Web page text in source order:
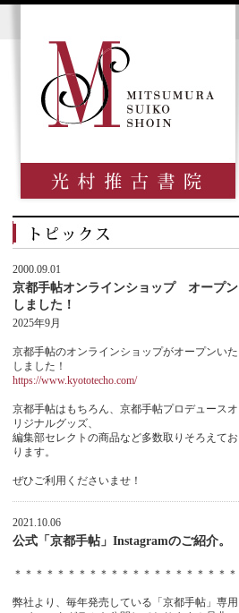
2000.09.01
京都手帖オンラインショップ オープン
しました！
2025年9月
京都手帖のオンラインショップがオープンいた
しました！
https://www.kyototecho.com/
京都手帖はもちろん、京都手帖プロデュースオ
リジナルグッズ、
編集部セレクトの商品など多数取りそろえてお
ります。
ぜひご利用くださいませ！
2021.10.06
公式「京都手帖」Instagramのご紹介。
＊＊＊＊＊＊＊＊＊＊＊＊＊＊＊＊＊＊＊＊＊
弊社より、毎年発売している「京都手帖」専用